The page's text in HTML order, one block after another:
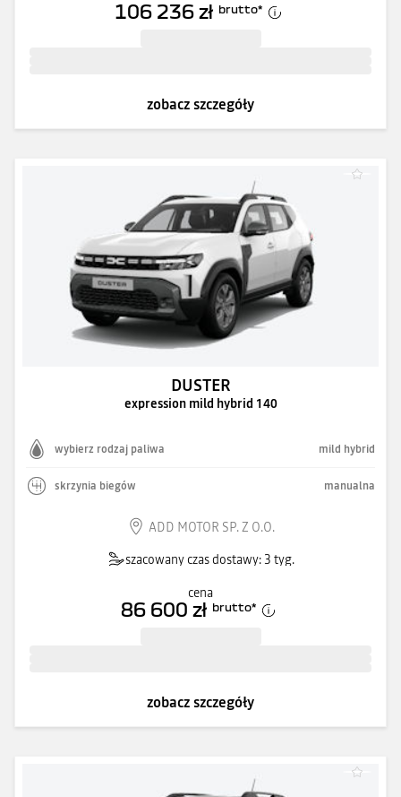
106 236 zł brutto*
zobacz szczegóły
DUSTER
expression mild hybrid 140
wybierz rodzaj paliwa mild hybrid
skrzynia biegów manualna
ADD MOTOR SP. Z O.O.
szacowany czas dostawy: 3 tyg.
cena
86 600 zł brutto*
zobacz szczegóły